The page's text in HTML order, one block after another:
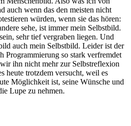
auch wenn das den meisten nicht
würden, wenn sie das hören:
sehe, ist immer mein Selbstbild.
sehr tief vergraben liegen. Und
auch mein Selbstbild. Leider ist der
Programmierung so stark verfremdet
ihn nicht mehr zur Selbstreflexion
heute trotzdem versucht, weil es
Möglichkeit ist, seine Wünsche und
Lupe zu nehmen.